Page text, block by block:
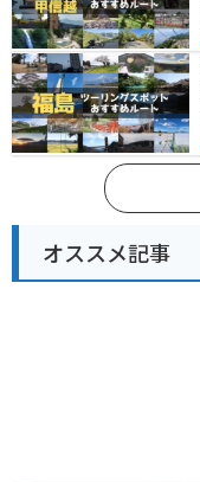
オススメ記事